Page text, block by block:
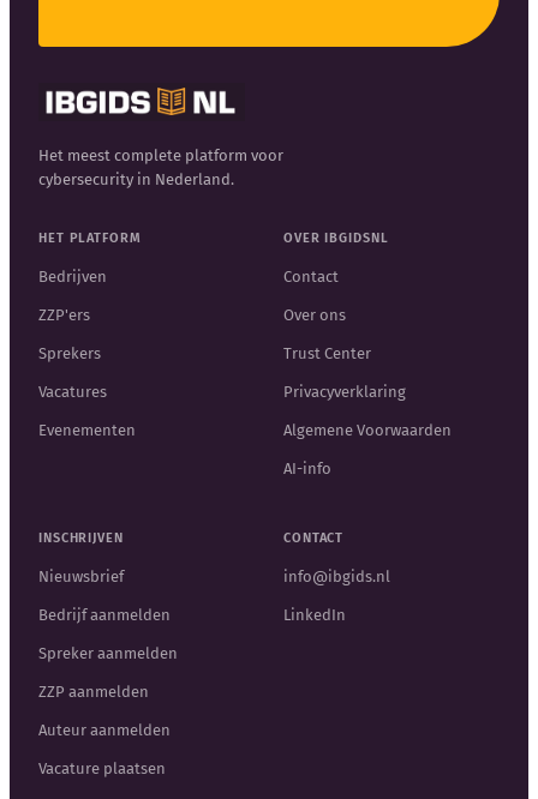
Het meest complete platform voor
cybersecurity in Nederland.
HET PLATFORM
Bedrijven
ZZP'ers
Sprekers
Vacatures
Evenementen
OVER IBGIDSNL
Contact
Over ons
Trust Center
Privacyverklaring
Algemene Voorwaarden
AI-info
INSCHRIJVEN
Nieuwsbrief
Bedrijf aanmelden
Spreker aanmelden
ZZP aanmelden
Auteur aanmelden
Vacature plaatsen
CONTACT
info@ibgids.nl
LinkedIn